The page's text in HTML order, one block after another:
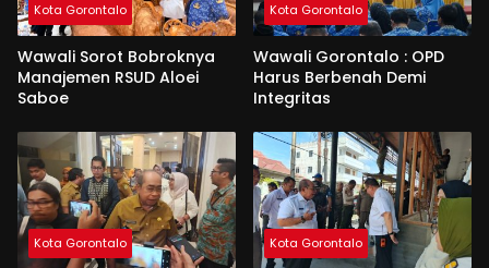
Kota Gorontalo
Wawali Sorot Bobroknya
Manajemen RSUD Aloei
Saboe
Kota Gorontalo
Wawali Gorontalo : OPD
Harus Berbenah Demi
Integritas
Kota Gorontalo Kota Gorontalo